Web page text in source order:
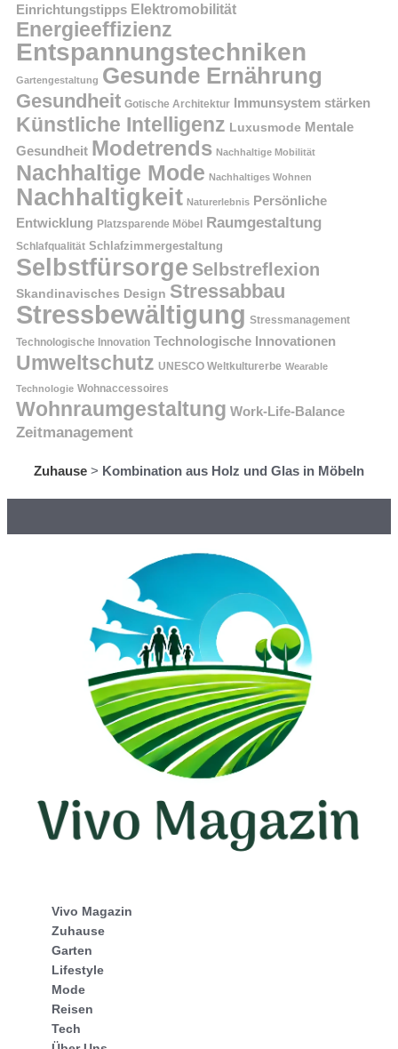
Einrichtungstipps Elektromobilität
Energieeffizienz
Entspannungstechniken
Gartengestaltung Gesunde Ernährung
Gesundheit Gotische Architektur Immunsystem stärken
Künstliche Intelligenz Luxusmode Mentale
Gesundheit Modetrends Nachhaltige Mobilität
Nachhaltige Mode Nachhaltiges Wohnen
Nachhaltigkeit Naturerlebnis Persönliche
Entwicklung Platzsparende Möbel Raumgestaltung
Schlafqualität Schlafzimmergestaltung
Selbstfürsorge Selbstreflexion
Skandinavisches Design Stressabbau
Stressbewältigung Stressmanagement
Technologische Innovation Technologische Innovationen
Umweltschutz UNESCO Weltkulturerbe Wearable
Technologie Wohnaccessoires
Wohnraumgestaltung Work-Life-Balance
Zeitmanagement
Zuhause > Kombination aus Holz und Glas in Möbeln
Vivo Magazin
Zuhause
Garten
Lifestyle
Mode
Reisen
Tech